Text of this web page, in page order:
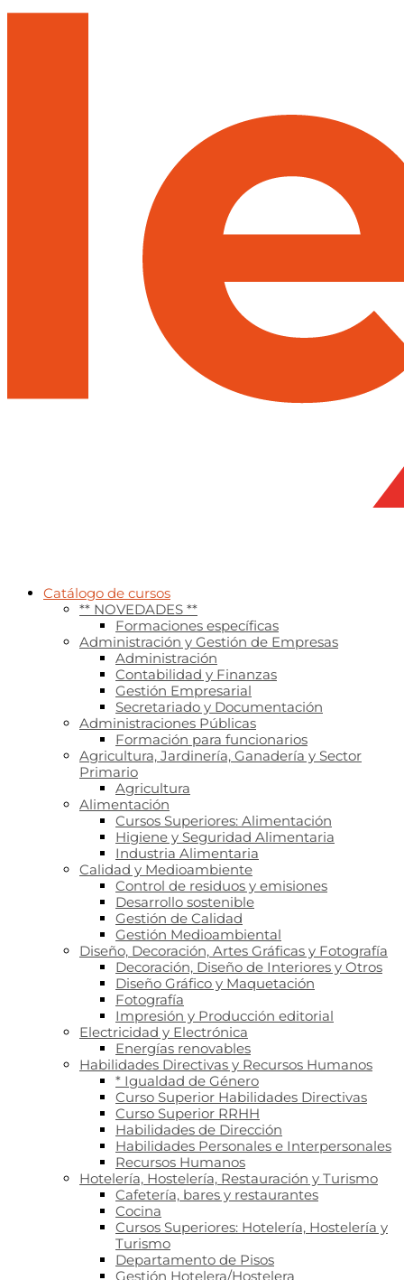
Catálogo de cursos
** NOVEDADES **
Formaciones específicas
Administración y Gestión de Empresas
Administración
Contabilidad y Finanzas
Gestión Empresarial
Secretariado y Documentación
Administraciones Públicas
Formación para funcionarios
Agricultura, Jardinería, Ganadería y Sector
Primario
Agricultura
Alimentación
Cursos Superiores: Alimentación
Higiene y Seguridad Alimentaria
Industria Alimentaria
Calidad y Medioambiente
Control de residuos y emisiones
Desarrollo sostenible
Gestión de Calidad
Gestión Medioambiental
Diseño, Decoración, Artes Gráficas y Fotografía
Decoración, Diseño de Interiores y Otros
Diseño Gráfico y Maquetación
Fotografía
Impresión y Producción editorial
Electricidad y Electrónica
Energías renovables
Habilidades Directivas y Recursos Humanos
* Igualdad de Género
Curso Superior Habilidades Directivas
Curso Superior RRHH
Habilidades de Dirección
Habilidades Personales e Interpersonales
Recursos Humanos
Hotelería, Hostelería, Restauración y Turismo
Cafetería, bares y restaurantes
Cocina
Cursos Superiores: Hotelería, Hostelería y
Turismo
Departamento de Pisos
Gestión Hotelera/Hostelera